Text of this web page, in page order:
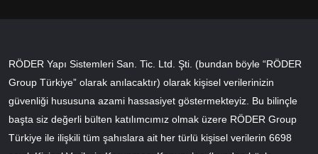
RÖDER Yapı Sistemleri San. Tic. Ltd. Şti. (bundan böyle “RÖDER
Group Türkiye” olarak anılacaktır) olarak kişisel verilerinizin
güvenliği hususuna azami hassasiyet göstermekteyiz. Bu bilinçle
başta siz değerli bülten katılımcımız olmak üzere RÖDER Group
Türkiye ile ilişkili tüm şahıslara ait her türlü kişisel verilerin 6698